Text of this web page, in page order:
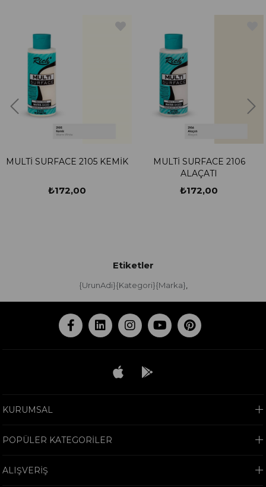
MULTİ SURFACE 2105 KEMİK
₺172,00
MULTİ SURFACE 2106
ALAÇATI
₺172,00
Etiketler
{UrunAdi}{Kategori}{Marka},
KURUMSAL
POPÜLER KATEGORİLER
ALIŞVERİŞ